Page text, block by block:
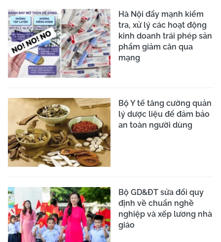
Hà Nội đẩy mạnh kiểm
tra, xử lý các hoạt động
kinh doanh trái phép sản
phẩm giảm cân qua
mạng
Bộ Y tế tăng cường quản
lý dược liệu để đảm bảo
an toàn người dùng
Bộ GD&ĐT sửa đổi quy
định về chuẩn nghề
nghiệp và xếp lương nhà
giáo